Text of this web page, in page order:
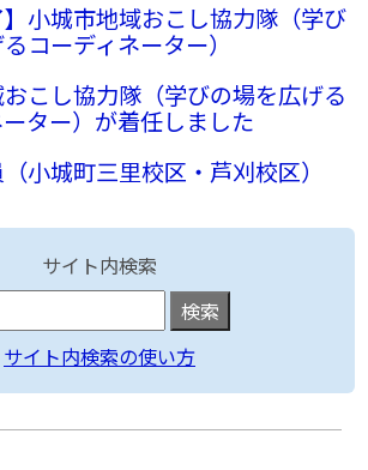
】小城市地域おこし協力隊（学び
コーディネーター）
こし協力隊（学びの場を広げる
ター）が着任しました
小城町三里校区・芦刈校区）
サイト内検索
サイト内検索の使い方